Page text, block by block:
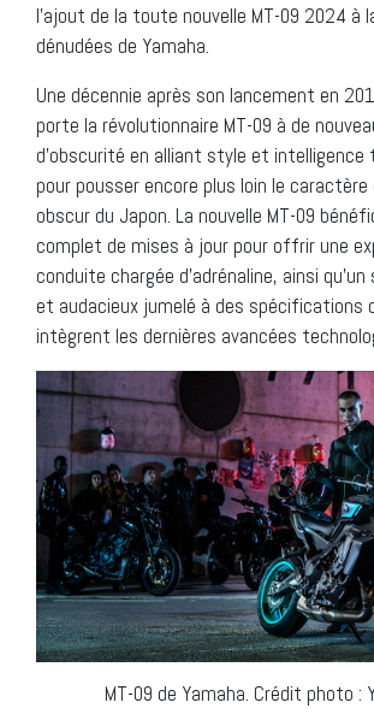
l’ajout de la toute nouvelle MT-09 2024 à
dénudées de Yamaha.
Une décennie après son lancement en
porte la révolutionnaire MT-09 à de
d’obscurité en alliant style et intelligence
pour pousser encore plus loin le
obscur du Japon. La nouvelle MT-09
complet de mises à jour pour offrir une
conduite chargée d’adrénaline, ainsi
et audacieux jumelé à des spécifications
intègrent les dernières avancées
MT-09 de Yamaha. Crédit photo :